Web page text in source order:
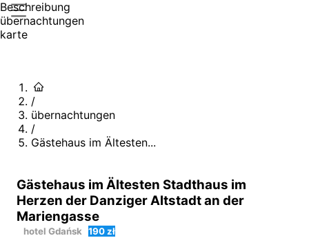
Beschreibung
übernachtungen
karte
/
übernachtungen
/
Gästehaus im Ältesten...
Gästehaus im Ältesten Stadthaus im
Herzen der Danziger Altstadt an der
Mariengasse
hotel Gdańsk 190 zł